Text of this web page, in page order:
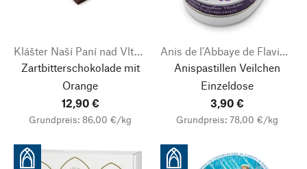
Klášter Naší Paní nad Vltavou
Zartbitterschokolade mit
Orange
12,90 €
Grundpreis: 86,00 €/kg
Anis de l’Abbaye de Flavigny
Anispastillen Veilchen
Einzeldose
3,90 €
Grundpreis: 78,00 €/kg